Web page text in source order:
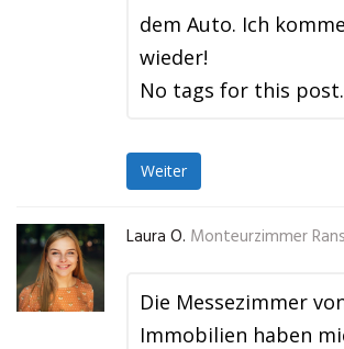
dem Auto. Ich
wieder!
No tags for this post.
Weiter
Laura O. Monteurzimmer
Die Messezimmer
Immobilien haben